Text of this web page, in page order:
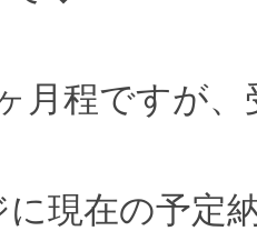
月程ですが
に現在の予定